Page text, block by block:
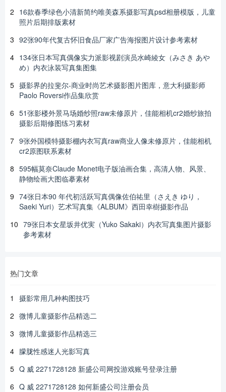
2 16款春季绿色小清新简约唯美森系摄影写真psd相册模版，儿童
照片后期排版素材
3 92张90年代复古怀旧食品厂家广告海报图片设计参考素材
4 134张日本写真偶像实力派影视剧演员水崎綾女（みさき あや
め）内衣泳装写真集图集
5 摄影界的拉斐尔-商业时尚艺术摄影图片图库，意大利摄影师
Paolo Roversi作品集欣赏
6 51张影楼外景马场婚纱照raw未修原片，佳能相机cr2婚纱旅拍
摄影后期修图练习素材
7 9张外国模特摄影棚内衣写真raw商业人像未修原片，佳能相机
cr2原图联系素材
8 595幅莫奈Claude Monet电子版油画合集，高清人物、风景、
静物绘画大图临摹素材
9 74张日本90 年代初活跃写真偶像佐伯祐里（さえき ゆり，
Saeki Yuri）艺术写真集《ALBUM》西田幸樹摄影作品
10 79张日本女星坂井优実（Yuko Sakaki）内衣写真集图片摄影
参考素材
热门文章
1
摄影常用几种构图技巧
2 微博儿童摄影作品精选二
3 微博儿童摄影作品精选三
4 朦胧性感迷人光影写真
5 Q 威 2271728128 新盛公司网投游戏账号登录注册
6 Q 威 2271728128 如何新盛公司注册会员